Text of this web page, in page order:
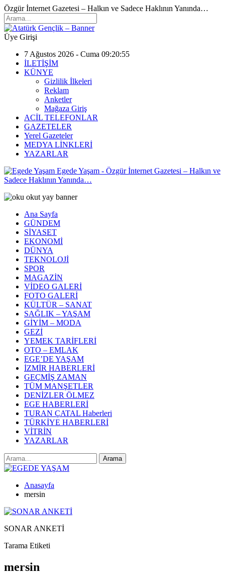
Özgür İnternet Gazetesi – Halkın ve Sadece Haklının Yanında…
Üye Girişi
7 Ağustos 2026 - Cuma 09:20:55
İLETİŞİM
KÜNYE
Gizlilik İlkeleri
Reklam
Anketler
Mağaza Giriş
ACİL TELEFONLAR
GAZETELER
Yerel Gazeteler
MEDYA LİNKLERİ
YAZARLAR
Egede Yaşam - Özgür İnternet Gazetesi – Halkın ve
Sadece Haklının Yanında…
Ana Sayfa
GÜNDEM
SİYASET
EKONOMİ
DÜNYA
TEKNOLOJİ
SPOR
MAGAZİN
VİDEO GALERİ
FOTO GALERİ
KÜLTÜR – SANAT
SAĞLIK – YAŞAM
GİYİM – MODA
GEZİ
YEMEK TARİFLERİ
OTO – EMLAK
EGE’DE YAŞAM
İZMİR HABERLERİ
GEÇMİŞ ZAMAN
TÜM MANŞETLER
DENİZLER ÖLMEZ
EGE HABERLERİ
TURAN ÇATAL Haberleri
TÜRKİYE HABERLERİ
VİTRİN
YAZARLAR
Anasayfa
mersin
SONAR ANKETİ
Tarama Etiketi
mersin